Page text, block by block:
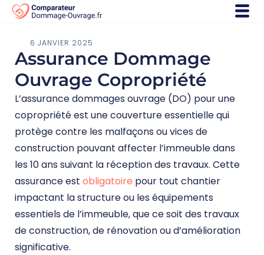
6 JANVIER 2025
Assurance Dommage
Ouvrage Copropriété
L’assurance dommages ouvrage (DO) pour une
copropriété est une couverture essentielle qui
protège contre les malfaçons ou vices de
construction pouvant affecter l’immeuble dans
les 10 ans suivant la réception des travaux. Cette
assurance est obligatoire pour tout chantier
impactant la structure ou les équipements
essentiels de l’immeuble, que ce soit des travaux
de construction, de rénovation ou d’amélioration
significative.